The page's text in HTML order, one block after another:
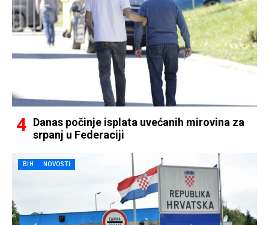
Danas počinje isplata uvećanih mirovina za
srpanj u Federaciji
BIH NOVOSTI